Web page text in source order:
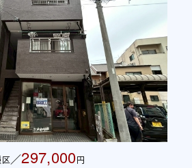
／297,000円